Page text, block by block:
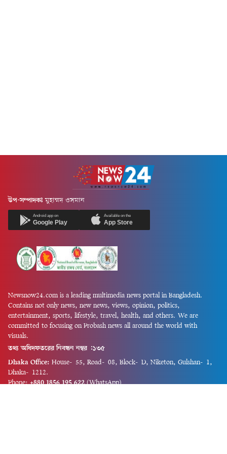
উপ-সম্পাদকঃ মুহাম্মদ ওসমান
Android app on
Google Play
Available on the
App Store
Newsnow24.com is a leading multimedia news portal in Bangladesh.
Contains not only news, new news, views, opinion, politics,
entertainment, sports, lifestyle, travel, health, and others. We are
committed to focusing on Probash news all around the world with
visuals.
তথ্য অধিদফতরের নিবন্ধন নম্বর :১৩৫
Dhaka Office: House-55, Road-08, Block-D, Niketon, Gulshan-1,
Dhaka-1212.
Phone: +880 1856 195 622 (WhatsApp)